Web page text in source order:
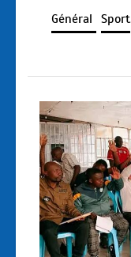
Général Sport